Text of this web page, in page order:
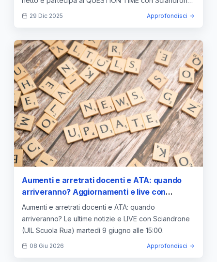
LIVE il 30/12 alle 15:00.
29 Dic 2025 Approfondisci
Aumenti e arretrati docenti e ATA: quando
arriveranno? Aggiornamenti e live con
Sciandrone
Aumenti e arretrati docenti e ATA: quando
arriveranno? Le ultime notizie e LIVE con Sciandrone
(UIL Scuola Rua) martedì 9 giugno alle 15:00.
08 Giu 2026 Approfondisci